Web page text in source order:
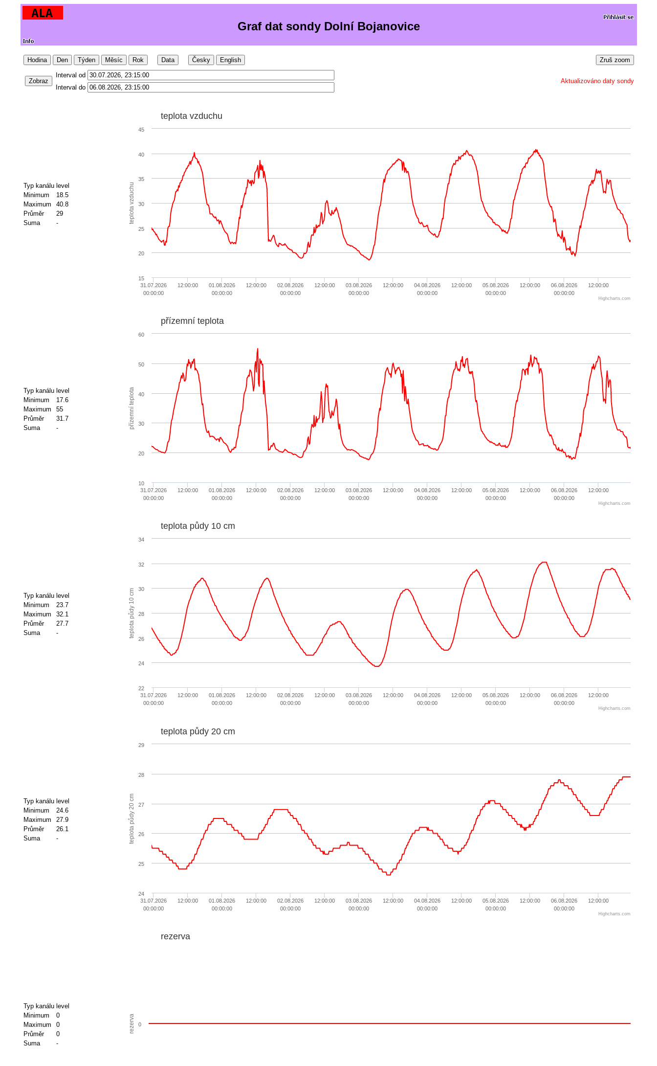
Graf dat sondy Dolní Bojanovice
Hodina Den Týden Měsíc Rok Data Česky English Zruš zoom
Zobraz
Interval od
Interval do
Aktualizováno daty sondy
Typ kanálu level
Minimum
18.5
Maximum
40.8
Průměr
29
Suma
- teplota vzduchu
teplota vzduchu
31.07.2026
00:00:00
12:00:00
01.08.2026
00:00:00
12:00:00
02.08.2026
00:00:00
12:00:00
03.08.2026
00:00:00
12:00:00
04.08.2026
00:00:00
12:00:00
05.08.2026
00:00:00
12:00:00
06.08.2026
00:00:00
12:00:00
15
20
25
30
35
40
45
Highcharts.com
Typ kanálu level
Minimum
17.6
Maximum
55
Průměr
31.7
Suma
- přízemní teplota
přízemní teplota
31.07.2026
00:00:00
12:00:00
01.08.2026
00:00:00
12:00:00
02.08.2026
00:00:00
12:00:00
03.08.2026
00:00:00
12:00:00
04.08.2026
00:00:00
12:00:00
05.08.2026
00:00:00
12:00:00
06.08.2026
00:00:00
12:00:00
10
20
30
40
50
60
Highcharts.com
Typ kanálu level
Minimum
23.7
Maximum
32.1
Průměr
27.7
Suma
- teplota půdy 10 cm
teplota půdy 10 cm
31.07.2026
00:00:00
12:00:00
01.08.2026
00:00:00
12:00:00
02.08.2026
00:00:00
12:00:00
03.08.2026
00:00:00
12:00:00
04.08.2026
00:00:00
12:00:00
05.08.2026
00:00:00
12:00:00
06.08.2026
00:00:00
12:00:00
22
24
26
28
30
32
34
Highcharts.com
Typ kanálu level
Minimum
24.6
Maximum
27.9
Průměr
26.1
Suma
- teplota půdy 20 cm
teplota půdy 20 cm
31.07.2026
00:00:00
12:00:00
01.08.2026
00:00:00
12:00:00
02.08.2026
00:00:00
12:00:00
03.08.2026
00:00:00
12:00:00
04.08.2026
00:00:00
12:00:00
05.08.2026
00:00:00
12:00:00
06.08.2026
00:00:00
12:00:00
24
25
26
27
28
29
Highcharts.com
Typ kanálu level
Minimum
0
Maximum
0
Průměr
0
Suma
-
rezerva
rezerva
0